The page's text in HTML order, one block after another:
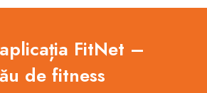
FitNet –
de fitness